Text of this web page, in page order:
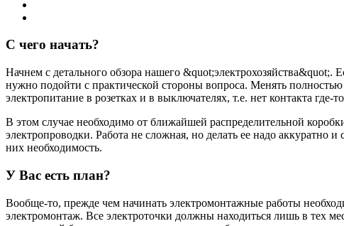
С чего начать?
Начнем с детального обзора нашего
нужно подойти с практической стороны вопроса. Менять
электропитание в розетках и в выключателях, т.е. нет контакта где-
В этом случае необходимо от ближайшей распределительной
электропроводки. Работа не сложная, но делать ее надо аккуратно
них необходимость.
У Вас есть план?
Вообще-то, прежде чем начинать электромонтажные работы
электромонтаж. Все электроточки должны находиться лишь в тех